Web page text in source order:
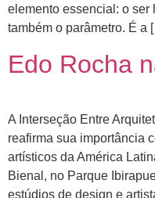
elemento essencial: o ser
também o parâmetro. É a
Edo Rocha
A Interseção Entre
reafirma sua importância
artísticos da América
Bienal, no Parque
estúdios de design e